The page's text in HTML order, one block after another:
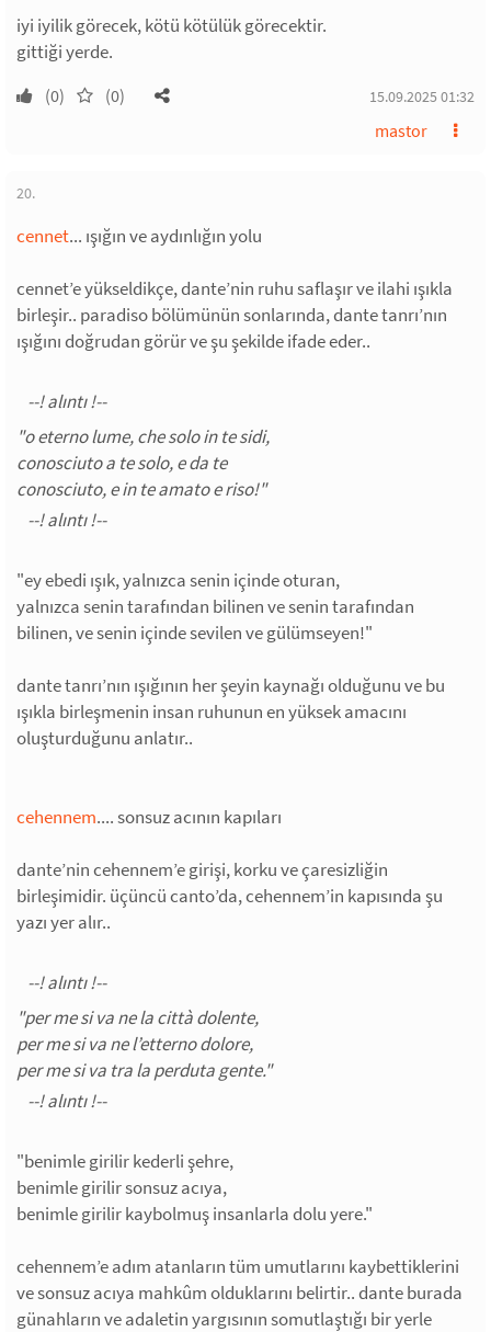
iyi iyilik görecek, kötü kötülük görecektir.
gittiği yerde.
(0) (0) 15.09.2025 01:32
mastor
20.
cennet... ışığın ve aydınlığın yolu
cennet’e yükseldikçe, dante’nin ruhu saflaşır ve ilahi ışıkla
birleşir.. paradiso bölümünün sonlarında, dante tanrı’nın
ışığını doğrudan görür ve şu şekilde ifade eder..
"o eterno lume, che solo in te sidi,
conosciuto a te solo, e da te
conosciuto, e in te amato e riso!"
"ey ebedi ışık, yalnızca senin içinde oturan,
yalnızca senin tarafından bilinen ve senin tarafından
bilinen, ve senin içinde sevilen ve gülümseyen!"
dante tanrı’nın ışığının her şeyin kaynağı olduğunu ve bu
ışıkla birleşmenin insan ruhunun en yüksek amacını
oluşturduğunu anlatır..
cehennem.... sonsuz acının kapıları
dante’nin cehennem’e girişi, korku ve çaresizliğin
birleşimidir. üçüncü canto’da, cehennem’in kapısında şu
yazı yer alır..
"per me si va ne la città dolente,
per me si va ne l’etterno dolore,
per me si va tra la perduta gente."
"benimle girilir kederli şehre,
benimle girilir sonsuz acıya,
benimle girilir kaybolmuş insanlarla dolu yere."
cehennem’e adım atanların tüm umutlarını kaybettiklerini
ve sonsuz acıya mahkûm olduklarını belirtir.. dante burada
günahların ve adaletin yargısının somutlaştığı bir yerle